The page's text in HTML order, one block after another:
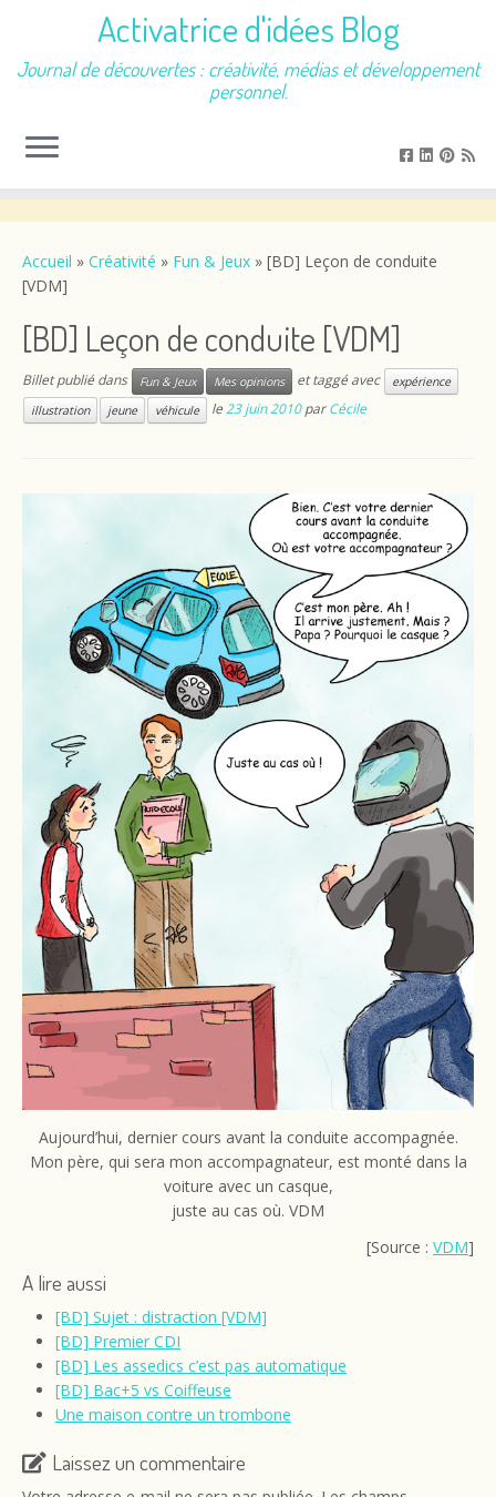
contenu
Activatrice d'idées Blog
Journal de découvertes : créativité, médias et développement
personnel.
Accueil » Créativité » Fun & Jeux » [BD] Leçon de conduite
[VDM]
[BD] Leçon de conduite [VDM]
Billet publié dans Fun & Jeux Mes opinions et taggé avec
expérience
illustration
jeune véhicule le23 juin 2010 parCécile
Aujourd’hui, dernier cours avant la conduite accompagnée.
Mon père, qui sera mon accompagnateur, est monté dans la
voiture avec un casque,
juste au cas où. VDM
[Source : VDM]
A lire aussi
[BD] Sujet : distraction [VDM]
[BD] Premier CDI
[BD] Les assedics c’est pas automatique
[BD] Bac+5 vs Coiffeuse
Une maison contre un trombone
Laissez un commentaire